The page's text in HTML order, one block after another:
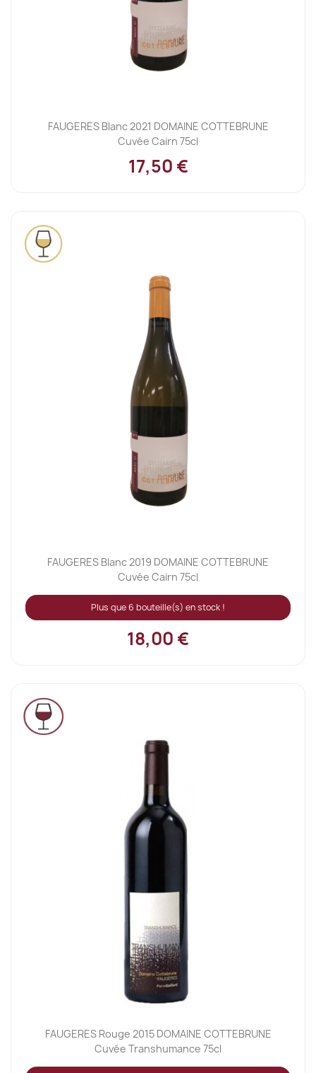
FAUGERES Blanc 2021 DOMAINE COTTEBRUNE
Cuvée Cairn 75cl
17,50 €
FAUGERES Blanc 2019 DOMAINE COTTEBRUNE
Cuvée Cairn 75cl
Plus que 6 bouteille(s) en stock !
18,00 €
FAUGERES Rouge 2015 DOMAINE COTTEBRUNE
Cuvée Transhumance 75cl